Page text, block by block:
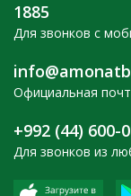
1885
Для звонков с
Официальная
+992 (44) 600-
Для звонков из